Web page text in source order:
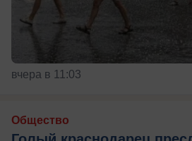
вчера в 11:03
Общество